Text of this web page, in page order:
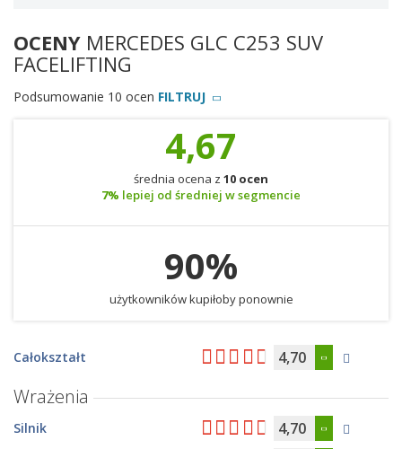
OCENY MERCEDES GLC C253 SUV
FACELIFTING
Podsumowanie 10 ocen FILTRUJ
4,67
średnia ocena z 10 ocen
7% lepiej od średniej w segmencie
90%
użytkowników kupiłoby ponownie
Całokształt 4,70
Wrażenia
Silnik 4,70